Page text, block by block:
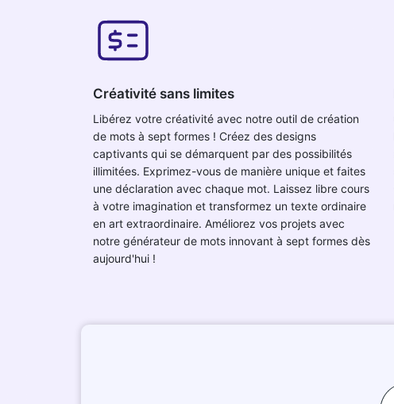
Créativité sans limites
Libérez votre créativité avec notre outil de création
de mots à sept formes ! Créez des designs
captivants qui se démarquent par des possibilités
illimitées. Exprimez-vous de manière unique et faites
une déclaration avec chaque mot. Laissez libre cours
à votre imagination et transformez un texte ordinaire
en art extraordinaire. Améliorez vos projets avec
notre générateur de mots innovant à sept formes dès
aujourd'hui !